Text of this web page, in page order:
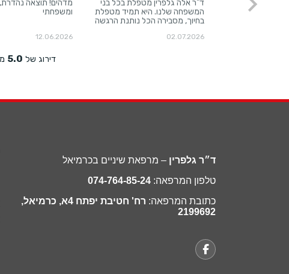
ד״ר גלפרין – מרפאת שיניים בכרמיאל
טלפון המרפאה: 074-764-85-24
כתובת המרפאה:
רח' חטיבת יפתח 4א, כרמיאל,
2199692